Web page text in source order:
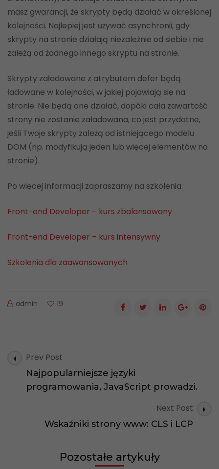
masz gwarancji, że skrypty będą działać w określonej
kolejności. Najlepiej jest używać asynchronii, gdy
skrypty na stronie działają niezależnie od siebie i nie
zależą od żadnego innego skryptu na stronie.
Skrypty załadowane z atrybutem defer będą
ładowane w kolejności, w jakiej pojawiają się na
stronie. Nie będą one działać, dopóki cała zawartość
strony nie zostanie załadowana, co jest przydatne,
jeśli Twoje skrypty zależą od istniejącego modelu
DOM (np. modyfikują jeden lub więcej elementów na
stronie).
Po więcej informacji zapraszamy na szkolenia:
Front-end Developer – kurs zbalansowany
Front-end Developer – kurs intensywny
Szkolenia dla zaawansowanych
admin 19
Post
Navigation
Prev Post
Najpopularniejsze języki
programowania, JavaScript prowadzi.
Next Post
Wskaźniki strony www: CLS i LCP
Pozostałe artykuły